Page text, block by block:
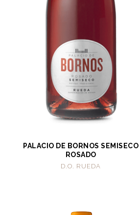
PALACIO DE BORNOS SEMISECO
ROSADO
D.O. RUEDA